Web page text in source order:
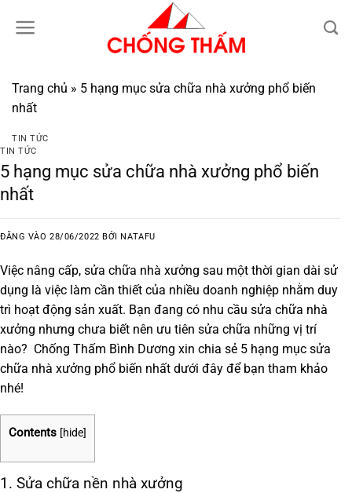
qua
Trang chủ » 5 hạng mục sửa chữa nhà xưởng phổ biến
nhất
TIN TỨC
TIN TỨC
5 hạng mục sửa chữa nhà xưởng phổ biến
nhất
ĐĂNG VÀO28/06/2022 BỞINATAFU
Việc nâng cấp, sửa chữa nhà xưởng sau một thời gian dài sử
dụng là việc làm cần thiết của nhiều doanh nghiệp nhằm duy
trì hoạt động sản xuất. Bạn đang có nhu cầu sửa chữa nhà
xưởng nhưng chưa biết nên ưu tiên sửa chữa những vị trí
nào? Chống Thấm Bình Dương xin chia sẻ 5 hạng mục sửa
chữa nhà xưởng phổ biến nhất dưới đây để bạn tham khảo
nhé!
Contents [hide]
1. Sửa chữa nền nhà xưởng